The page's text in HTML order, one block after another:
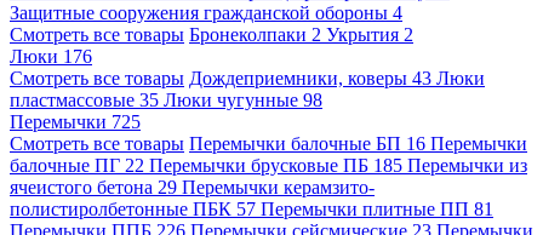
Защитные сооружения гражданской обороны 4
Смотреть все товары Бронеколпаки 2 Укрытия 2
Люки 176
Смотреть все товары Дождеприемники, коверы 43 Люки
пластмассовые 35 Люки чугунные 98
Перемычки 725
Смотреть все товары Перемычки балочные БП 16 Перемычки
балочные ПГ 22 Перемычки брусковые ПБ 185 Перемычки из
ячеистого бетона 29 Перемычки керамзито-
полистиролбетонные ПБК 57 Перемычки плитные ПП 81